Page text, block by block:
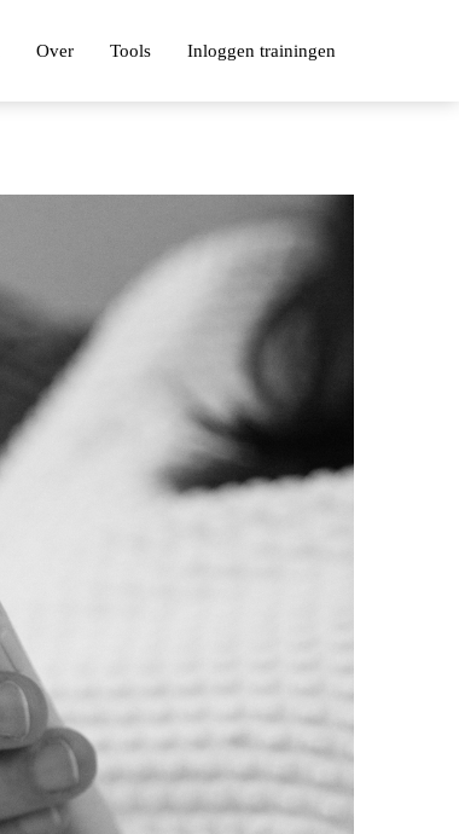
Over Tools Inloggen trainingen